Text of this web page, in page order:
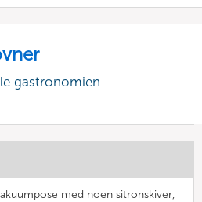
gastronomien
med noen sitronskiver,